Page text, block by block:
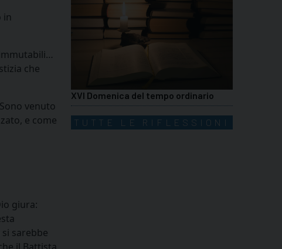
in
che
venuto
e come
giura:
sarebbe
XVI Domenica del tempo ordinario
TUTTE LE RIFLESSIONI